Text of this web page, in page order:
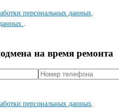
персональных данных.
.
на время ремонта
персональных данных